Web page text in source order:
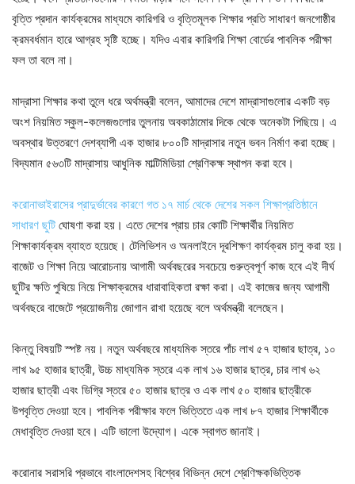
বৃত্তি প্রদান কার্যক্রমের মাধ্যমে কারিগরি ও বৃত্তিমূলক শিক্ষার প্রতি সাধারণ জনগোষ্ঠীর
ক্রমবর্ধমান হারে আগ্রহ সৃষ্টি হচ্ছে। যদিও এবার কারিগরি শিক্ষা বোর্ডের পাবলিক পরীক্ষা
ফল তা বলে না।
মাদ্রাসা শিক্ষার কথা তুলে ধরে অর্থমন্ত্রী বলেন, আমাদের দেশে মাদ্রাসাগুলোর একটি বড়
অংশ নিয়মিত স্কুল-কলেজগুলোর তুলনায় অবকাঠামোর দিকে থেকে অনেকটা পিছিয়ে। এ
অবস্থার উত্তরণে দেশব্যাপী এক হাজার ৮০০টি মাদ্রাসার নতুন ভবন নির্মাণ করা হচ্ছে।
বিদ্যমান ৫৬৩টি মাদ্রাসায় আধুনিক মাল্টিমিডিয়া শ্রেণিকক্ষ স্থাপন করা হবে।
করোনাভাইরাসের প্রাদুর্ভাবের কারণে গত ১৭ মার্চ থেকে দেশের সকল শিক্ষাপ্রতিষ্ঠানে
সাধারণ ছুটি ঘোষণা করা হয়। এতে দেশের প্রায় চার কোটি শিক্ষার্থীর নিয়মিত
শিক্ষাকার্যক্রম ব্যাহত হয়েছে। টেলিভিশন ও অনলাইনে দূরশিক্ষণ কার্যক্রম চালু করা হয়।
বাজেট ও শিক্ষা নিয়ে আরোচনায় আগামী অর্থবছরের সবচেয়ে গুরুত্বপূর্ণ কাজ হবে এই দীর্ঘ
ছুটির ক্ষতি পুষিয়ে নিয়ে শিক্ষাক্রমের ধারাবাহিকতা রক্ষা করা। এই কাজের জন্য আগামী
অর্থবছরে বাজেটে প্রয়োজনীয় জোগান রাখা হয়েছে বলে অর্থমন্ত্রী বলেছেন।
কিন্তু বিষয়টি স্পষ্ট নয়। নতুন অর্থবছরে মাধ্যমিক স্তরে পাঁচ লাখ ৫৭ হাজার ছাত্র, ১০
লাখ ৯৫ হাজার ছাত্রী, উচ্চ মাধ্যমিক স্তরে এক লাখ ১৬ হাজার ছাত্র, চার লাখ ৬২
হাজার ছাত্রী এবং ডিগ্রি স্তরে ৫০ হাজার ছাত্র ও এক লাখ ৫০ হাজার ছাত্রীকে
উপবৃত্তি দেওয়া হবে। পাবলিক পরীক্ষার ফলে ভিত্তিতে এক লাখ ৮৭ হাজার শিক্ষার্থীকে
মেধাবৃত্তি দেওয়া হবে। এটি ভালো উদ্যোগ। একে স্বাগত জানাই।
করোনার সরাসরি প্রভাবে বাংলাদেশসহ বিশ্বের বিভিন্ন দেশে শ্রেণিক্ষকভিত্তিক